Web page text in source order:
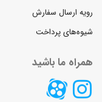
رویه ارسال سفارش
شیوه‌های پرداخت
همراه ما باشید